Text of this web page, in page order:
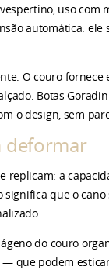
uso com
automática:
O couro
Botas
o design, sem
deformar
a
que o
do couro
que podem